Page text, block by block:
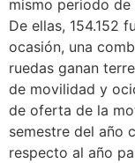
mismo periodo
De ellas, 154.152
ocasión, una
ruedas ganan
de movilidad y
de oferta de la
semestre del año
respecto al año